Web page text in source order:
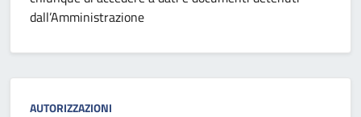
dall’Amministrazione
Categoria:
AUTORIZZAZIONI